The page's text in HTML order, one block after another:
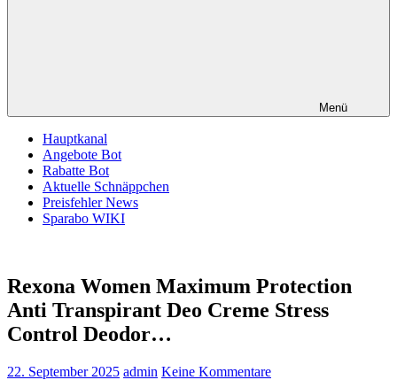
Menü
Hauptkanal
Angebote Bot
Rabatte Bot
Aktuelle Schnäppchen
Preisfehler News
Sparabo WIKI
Rexona Women Maximum Protection
Anti Transpirant Deo Creme Stress
Control Deodor…
22. September 2025 admin Keine Kommentare